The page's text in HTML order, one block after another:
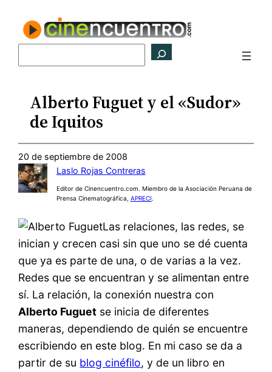
contenido
Alberto Fuguet y el «Sudor»
de Iquitos
20 de septiembre de 2008
Laslo Rojas Contreras
Editor de Cinencuentro.com. Miembro de la Asociación Peruana de
Prensa Cinematográfica, APRECI.
Las relaciones, las redes, se
inician y crecen casi sin que uno se dé cuenta
que ya es parte de una, o de varias a la vez.
Redes que se encuentran y se alimentan entre
sí. La relación, la conexión nuestra con
Alberto Fuguet se inicia de diferentes
maneras, dependiendo de quién se encuentre
escribiendo en este blog. En mi caso se da a
partir de su blog cinéfilo, y de un libro en